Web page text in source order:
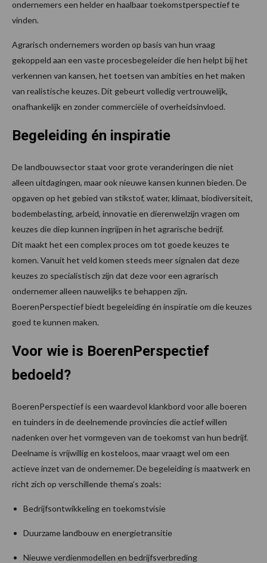
ondernemers een helder en haalbaar toekomstperspectief te
vinden.
Agrarisch ondernemers worden op basis van hun vraag
gekoppeld aan een vaste procesbegeleider die hen helpt bij het
verkennen van kansen, het toetsen van ambities en het maken
van realistische keuzes. Dit gebeurt volledig vertrouwelijk,
onafhankelijk en zonder commerciële of overheidsinvloed.
Begeleiding én inspiratie
De landbouwsector staat voor grote veranderingen die niet
alleen uitdagingen, maar ook nieuwe kansen kunnen bieden. De
opgaven op het gebied van stikstof, water, klimaat, biodiversiteit,
bodembelasting, arbeid, innovatie en dierenwelzijn vragen om
keuzes die diep kunnen ingrijpen in het agrarische bedrijf.
Dit maakt het een complex proces om tot goede keuzes te
komen. Vanuit het veld komen steeds meer signalen dat deze
keuzes zo specialistisch zijn dat deze voor een agrarisch
ondernemer alleen nauwelijks te behappen zijn.
BoerenPerspectief biedt begeleiding én inspiratie om die keuzes
goed te kunnen maken.
Voor wie is BoerenPerspectief
bedoeld?
BoerenPerspectief is een waardevol klankbord voor alle boeren
en tuinders in de deelnemende provincies die actief willen
nadenken over het vormgeven van de toekomst van hun bedrijf.
Deelname is vrijwillig en kosteloos, maar vraagt wel om een
actieve inzet van de ondernemer. De begeleiding is maatwerk en
richt zich op verschillende thema’s zoals:
Bedrijfsontwikkeling en toekomstvisie
Duurzame landbouw en energietransitie
Nieuwe verdienmodellen en bedrijfsverbreding